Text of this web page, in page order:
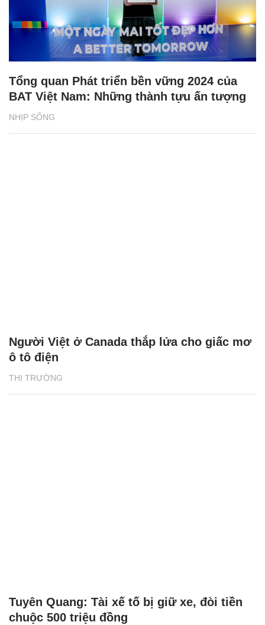
NHỊP SỐNG
Tổng quan Phát triển bền vững 2024 của
BAT Việt Nam: Những thành tựu ấn tượng
THỊ TRƯỜNG
Người Việt ở Canada thắp lửa cho giấc mơ
ô tô điện
Tuyên Quang: Tài xế tố bị giữ xe, đòi tiền
chuộc 500 triệu đồng